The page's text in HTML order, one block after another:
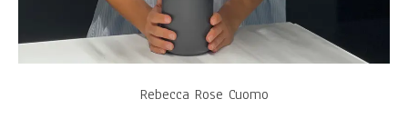
Rebecca Rose Cuomo